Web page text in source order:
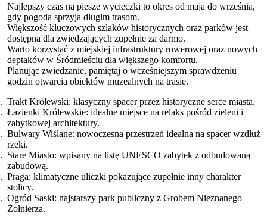
Najlepszy czas na piesze wycieczki to okres od maja do września,
gdy pogoda sprzyja długim trasom.
Większość kluczowych szlaków historycznych oraz parków jest
dostępna dla zwiedzających zupełnie za darmo.
Warto korzystać z miejskiej infrastruktury rowerowej oraz nowych
deptaków w Śródmieściu dla większego komfortu.
Planując zwiedzanie, pamiętaj o wcześniejszym sprawdzeniu
godzin otwarcia obiektów muzealnych na trasie.
Trakt Królewski: klasyczny spacer przez historyczne serce miasta.
Łazienki Królewskie: idealne miejsce na relaks pośród zieleni i
zabytkowej architektury.
Bulwary Wiślane: nowoczesna przestrzeń idealna na spacer wzdłuż
rzeki.
Stare Miasto: wpisany na listę UNESCO zabytek z odbudowaną
zabudową.
Praga: klimatyczne uliczki pokazujące zupełnie inny charakter
stolicy.
Ogród Saski: najstarszy park publiczny z Grobem Nieznanego
Żołnierza.